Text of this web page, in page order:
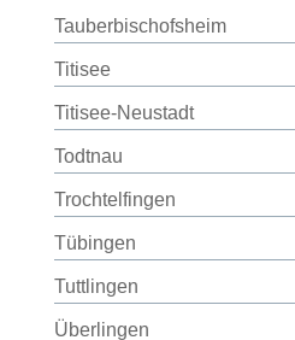
Tauberbischofsheim
Titisee
Titisee-Neustadt
Todtnau
Trochtelfingen
Tübingen
Tuttlingen
Überlingen